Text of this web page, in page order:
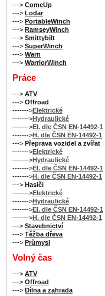
---> ComeUp
---> Lodar
---> PortableWinch
---> RamseyWinch
---> Smittybilt
---> SuperWinch
---> Warn
---> WarriorWinch
Práce
---> ATV
---> Offroad
------->Elektrické
------->Hydraulické
------->El. dle ČSN EN-14492-1
------->H. dle ČSN EN-14492-1
---> Přeprava vozidel a zvířat
------->Elektrické
------->Hydraulické
------->El. dle ČSN EN-14492-1
------->H. dle ČSN EN-14492-1
---> Hasiči
------->Elektrické
------->Hydraulické
------->El. dle ČSN EN-14492-1
------->H. dle ČSN EN-14492-1
---> Stavebnictví
---> Těžba dřeva
---> Průmysl
Volný čas
---> ATV
---> Offroad
---> Dílna a zahrada